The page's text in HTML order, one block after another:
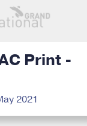
Print -
2021